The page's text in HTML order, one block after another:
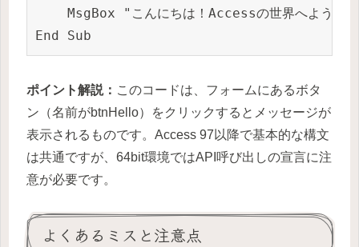
MsgBox "こんにちは！Accessの世界へよう
ポイント解説： このコードは、フォームにあるボタ
ン（名前がbtnHello）をクリックするとメッセージが
表示されるものです。Access 97以降で基本的な構文
は共通ですが、64bit環境ではAPI呼び出しの宣言に注
意が必要です。
よくあるミスと注意点